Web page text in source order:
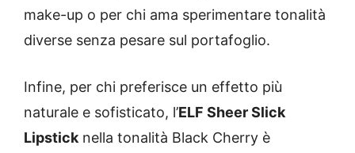
make-up o per chi ama sperimentare tonalità
diverse senza pesare sul portafoglio.
Infine, per chi preferisce un effetto più
naturale e sofisticato, l’ELF Sheer Slick
Lipstick nella tonalità Black Cherry è